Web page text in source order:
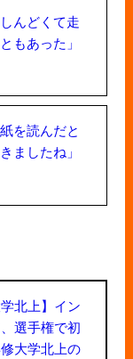
んどくて走
もあった」
を読んだと
ましたね」
学北上】イン
選手権で初
大学北上の